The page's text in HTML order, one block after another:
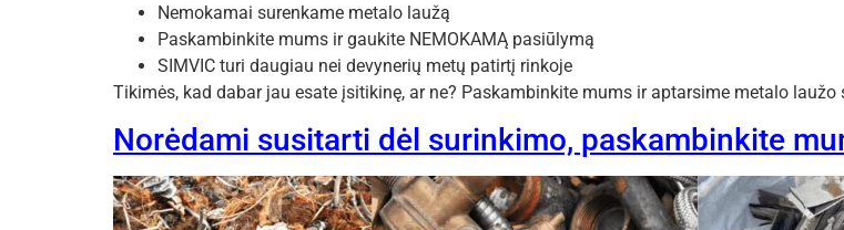
Nemokamai surenkame metalo laužą
Paskambinkite mums ir gaukite NEMOKAMĄ pasiūlymą
SIMVIC turi daugiau nei devynerių metų patirtį rinkoje
Tikimės, kad dabar jau esate įsitikinę, ar ne? Paskambinkite mums ir aptarsime metalo laužo
Norėdami susitarti dėl surinkimo, paskambinkite